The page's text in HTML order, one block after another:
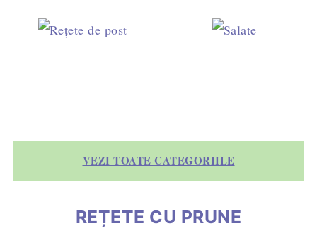
VEZI TOATE CATEGORIILE
REȚETE CU PRUNE